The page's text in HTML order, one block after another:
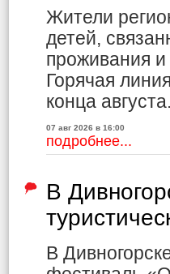
Жители
детей,
проживания и
Горячая
конца августа.
07 авг 2026 в 16:00
подробнее...
В
В